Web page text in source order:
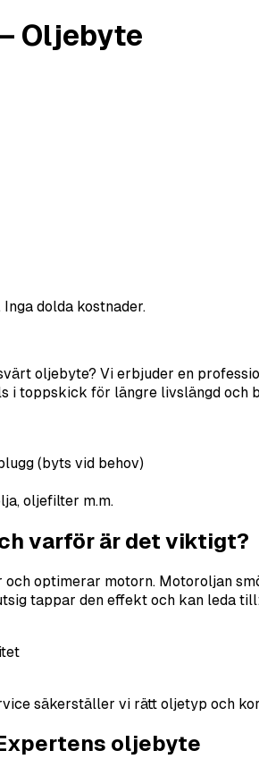
– Oljebyte
Inga dolda kostnader.
oljebyte? Vi erbjuder en
i toppskick för längre livslängd och
(byts vid behov)
oljefilter m.m.
varför är det viktigt?
optimerar motorn. Motoroljan
tappar den effekt och kan leda
säkerställer vi rätt oljetyp och
oljebyte